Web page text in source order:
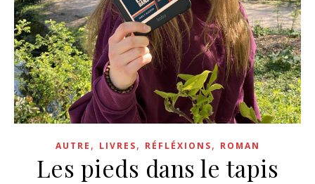
AUTRE , LIVRES, RÉFLÉXIONS, ROMAN
Les pieds dans le tapis